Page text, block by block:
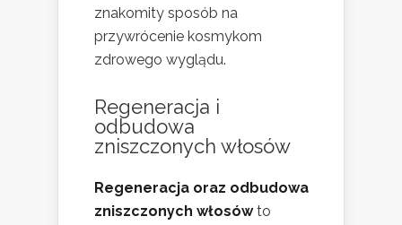
znakomity sposób na
przywrócenie kosmykom
zdrowego wyglądu.
Regeneracja i
odbudowa
zniszczonych włosów
Regeneracja oraz odbudowa
zniszczonych włosówto